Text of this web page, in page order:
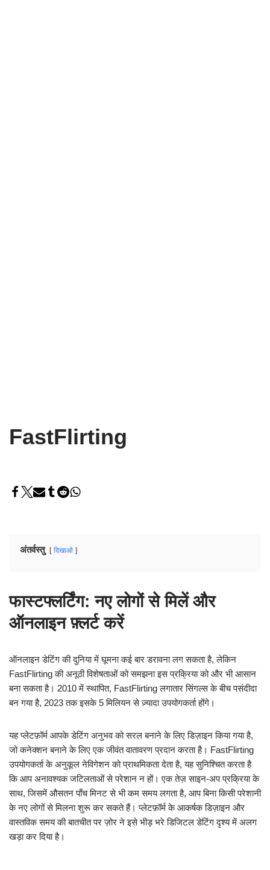
FastFlirting
अंतर्वस्तु दिखाओ
फास्टफ्लर्टिंग: नए लोगों से मिलें और
ऑनलाइन फ़्लर्ट करें
ऑनलाइन डेटिंग की दुनिया में घूमना कई बार डरावना लग सकता है, लेकिन
FastFlirting की अनूठी विशेषताओं को समझना इस प्रक्रिया को और भी आसान
बना सकता है। 2010 में स्थापित, FastFlirting लगातार सिंगल्स के बीच पसंदीदा
बन गया है, 2023 तक इसके 5 मिलियन से ज़्यादा उपयोगकर्ता होंगे।
यह प्लेटफ़ॉर्म आपके डेटिंग अनुभव को सरल बनाने के लिए डिज़ाइन किया गया है,
जो कनेक्शन बनाने के लिए एक जीवंत वातावरण प्रदान करता है। FastFlirting
उपयोगकर्ता के अनुकूल नेविगेशन को प्राथमिकता देता है, यह सुनिश्चित करता है
कि आप अनावश्यक जटिलताओं से परेशान न हों। एक तेज़ साइन-अप प्रक्रिया के
साथ, जिसमें औसतन पाँच मिनट से भी कम समय लगता है, आप बिना किसी परेशानी
के नए लोगों से मिलना शुरू कर सकते हैं। प्लेटफ़ॉर्म के आकर्षक डिज़ाइन और
वास्तविक समय की बातचीत पर ज़ोर ने इसे भीड़ भरे डिजिटल डेटिंग दृश्य में अलग
खड़ा कर दिया है।